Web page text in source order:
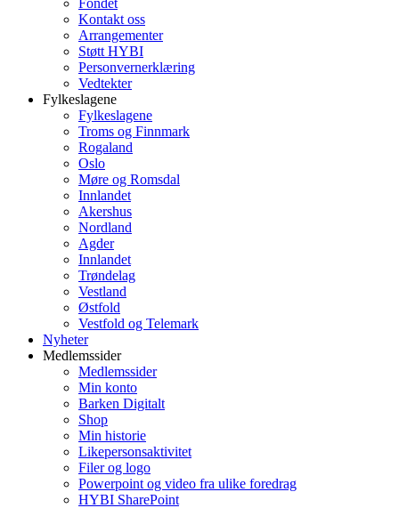
Fondet
Kontakt oss
Arrangementer
Støtt HYBI
Personvernerklæring
Vedtekter
Fylkeslagene
Fylkeslagene
Troms og Finnmark
Rogaland
Oslo
Møre og Romsdal
Innlandet
Akershus
Nordland
Agder
Innlandet
Trøndelag
Vestland
Østfold
Vestfold og Telemark
Nyheter
Medlemssider
Medlemssider
Min konto
Barken Digitalt
Shop
Min historie
Likepersonsaktivitet
Filer og logo
Powerpoint og video fra ulike foredrag
HYBI SharePoint